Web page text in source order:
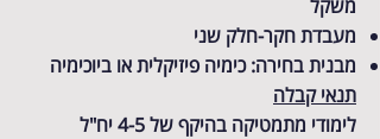
משקל
מעבדת חקר-חלק שני
מבנית בחירה: כימיה פיזיקלית או ביוכימיה
תנאי קבלה
לימודי מתמטיקה בהיקף של 4-5 יח"ל